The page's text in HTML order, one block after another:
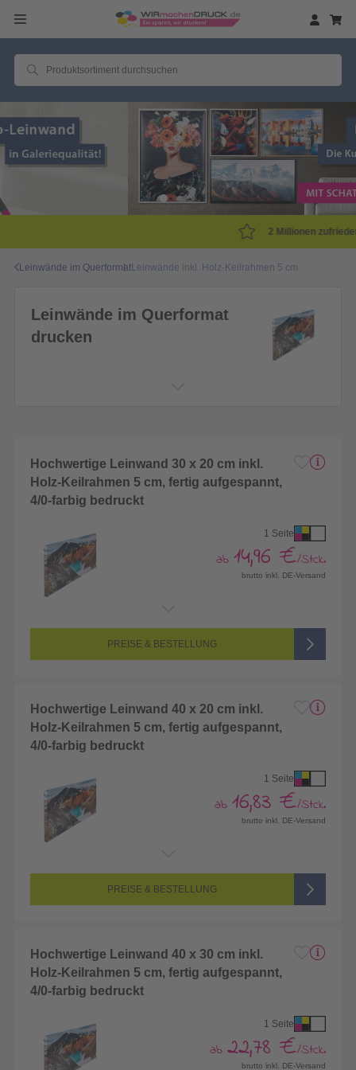
2 Millionen zufriedene Kunden!
Leinwände im QuerformatLeinwände inkl. Holz-Keilrahmen 5 cm
Leinwände im Querformat
drucken
Hochwertige Leinwand 30 x 20 cm inkl.
Holz-Keilrahmen 5 cm, fertig aufgespannt,
4/0-farbig bedruckt
1 Seite
ab 14,96 €/Stck.
brutto inkl. DE-Versand
Seitenanzahl: 1-seitig (Vorderseite bedruckt, Rückseite unbedruckt)
4/0-farbig CMYK (vollfarbig bedruckt)
PREISE & BESTELLUNG
Hochwertige Leinwand 40 x 20 cm inkl.
Holz-Keilrahmen 5 cm, fertig aufgespannt,
4/0-farbig bedruckt
1 Seite
ab 16,83 €/Stck.
brutto inkl. DE-Versand
Seitenanzahl: 1-seitig (Vorderseite bedruckt, Rückseite unbedruckt)
4/0-farbig CMYK (vollfarbig bedruckt)
PREISE & BESTELLUNG
Hochwertige Leinwand 40 x 30 cm inkl.
Holz-Keilrahmen 5 cm, fertig aufgespannt,
4/0-farbig bedruckt
1 Seite
ab 22,78 €/Stck.
brutto inkl. DE-Versand